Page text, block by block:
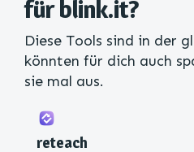
für blink.it?
Diese Tools sind in der
könnten für dich auch
sie mal aus.
reteach